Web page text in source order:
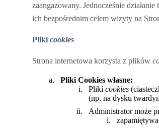
zaangażowany. Jednocześnie
ich bezpośrednim celem wizyty na
Pliki cookies
Strona internetowa korzysta z plików
Pliki Cookies własne:
Pliki cookies
(np. na dysku
Administrator może